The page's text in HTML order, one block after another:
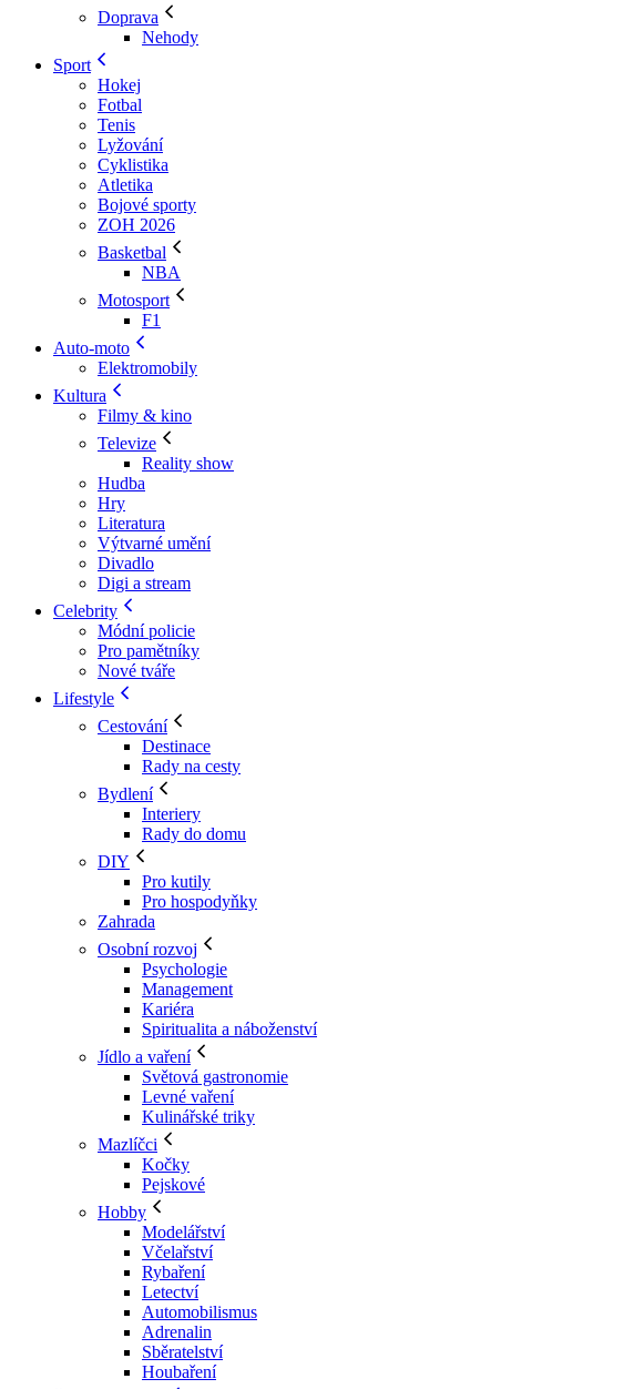
Doprava
Nehody
Sport
Hokej
Fotbal
Tenis
Lyžování
Cyklistika
Atletika
Bojové sporty
ZOH 2026
Basketbal
NBA
Motosport
F1
Auto-moto
Elektromobily
Kultura
Filmy & kino
Televize
Reality show
Hudba
Hry
Literatura
Výtvarné umění
Divadlo
Digi a stream
Celebrity
Módní policie
Pro pamětníky
Nové tváře
Lifestyle
Cestování
Destinace
Rady na cesty
Bydlení
Interiery
Rady do domu
DIY
Pro kutily
Pro hospodyňky
Zahrada
Osobní rozvoj
Psychologie
Management
Kariéra
Spiritualita a náboženství
Jídlo a vaření
Světová gastronomie
Levné vaření
Kulinářské triky
Mazlíčci
Kočky
Pejskové
Hobby
Modelářství
Včelařství
Rybaření
Letectví
Automobilismus
Adrenalin
Sběratelství
Houbaření